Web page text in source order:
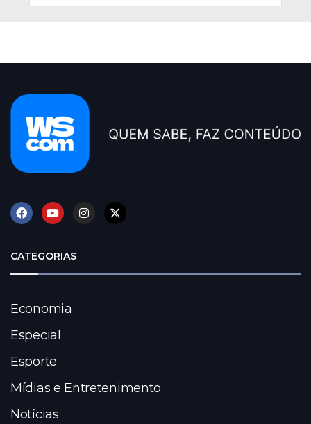
CATEGORIAS
Economia
Especial
Esporte
Mídias e Entretenimento
Notícias